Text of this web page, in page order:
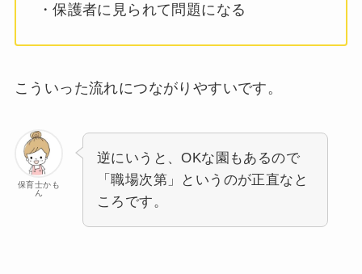
・保護者に見られて問題になる
こういった流れにつながりやすいです。
保育士かも
ん
逆にいうと、OKな園もあるので
「職場次第」というのが正直なと
ころです。